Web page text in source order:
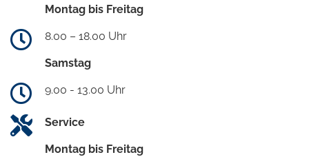
Montag bis Freitag
8.00 – 18.00 Uhr
Samstag
9.00 - 13.00 Uhr
Service
Montag bis Freitag